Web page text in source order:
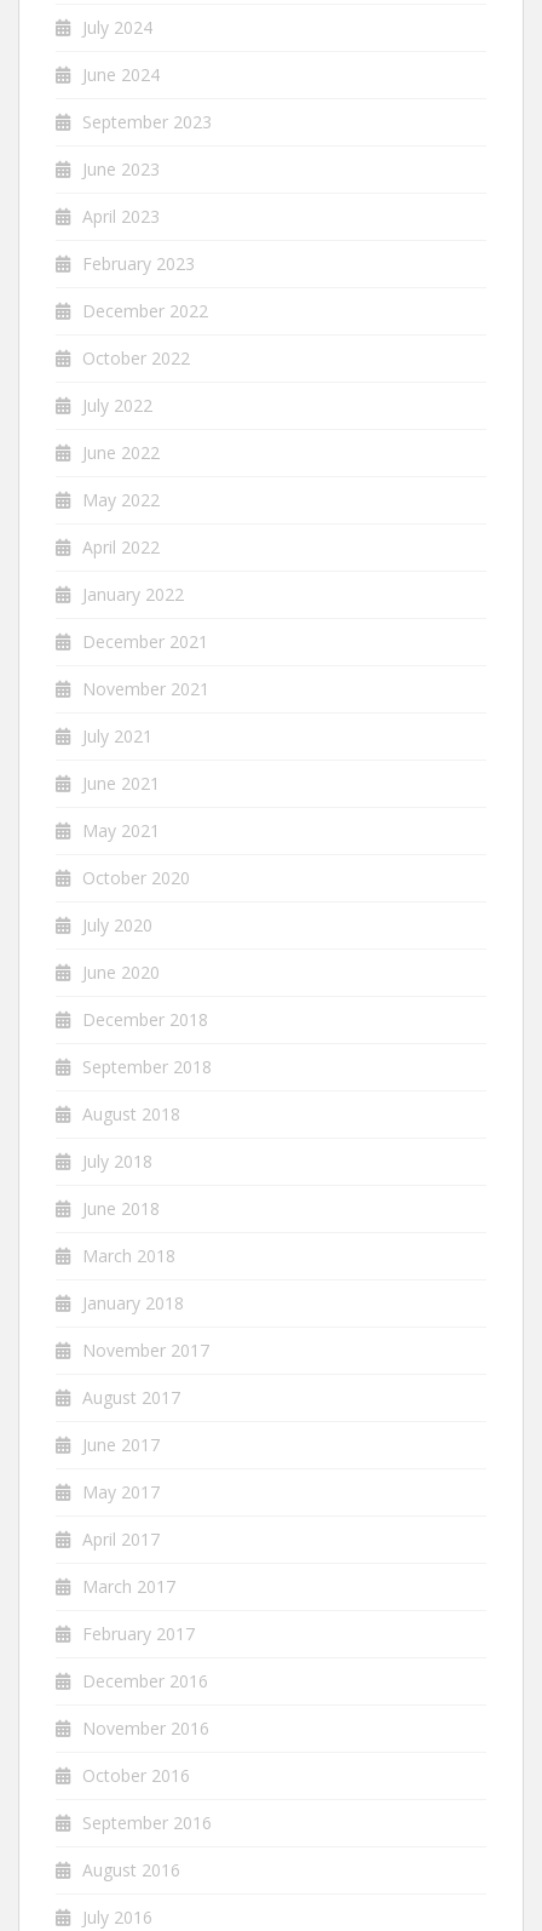
July 2024
June 2024
September 2023
June 2023
April 2023
February 2023
December 2022
October 2022
July 2022
June 2022
May 2022
April 2022
January 2022
December 2021
November 2021
July 2021
June 2021
May 2021
October 2020
July 2020
June 2020
December 2018
September 2018
August 2018
July 2018
June 2018
March 2018
January 2018
November 2017
August 2017
June 2017
May 2017
April 2017
March 2017
February 2017
December 2016
November 2016
October 2016
September 2016
August 2016
July 2016